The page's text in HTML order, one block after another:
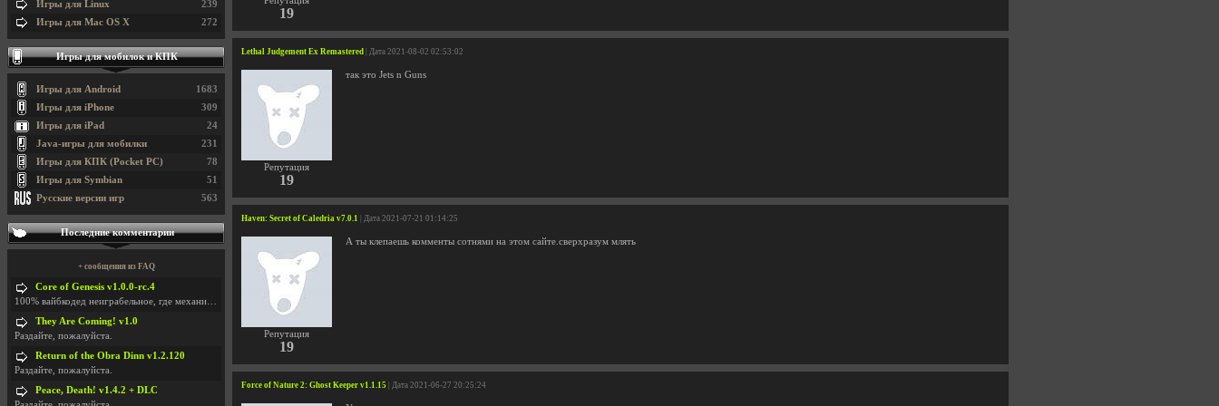
19
Lethal Judgement Ex Remastered | Дата 2021-08-02 02:53:02
Репутация
19
так это Jets n Guns
Haven: Secret of Caledria v7.0.1 | Дата 2021-07-21 01:14:25
Репутация
19
А ты клепаешь комменты сотнями на этом сайте.сверхразум млять
Force of Nature 2: Ghost Keeper v1.1.15 | Дата 2021-06-27 20:25:24
239
Игры для Linux
272
Игры для Mac OS X
Игры для мобилок и КПК
1683
Игры для Android
309
Игры для iPhone
24
Игры для iPad
231
Java-игры для мобилки
78
Игры для КПК (Pocket PC)
51
Игры для Symbian
563
Русские версии игр
Последние комментарии
+ сообщения из FAQ
Core of Genesis v1.0.0-rc.4
100% вайбкодед неиграбельное, где механики знает т
They Are Coming! v1.0
Раздайте, пожалуйста.
Return of the Obra Dinn v1.2.120
Раздайте, пожалуйста.
Peace, Death! v1.4.2 + DLC